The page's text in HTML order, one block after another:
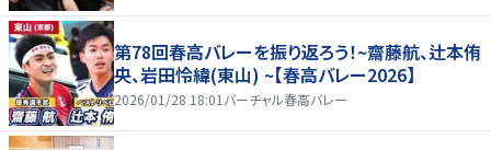
第78回春高バレーを振り返ろう！~齋藤航、辻本侑
央、岩田怜緯(東山) ~【春高バレー2026】
2026/01/28 18:01 バーチャル春高バレー